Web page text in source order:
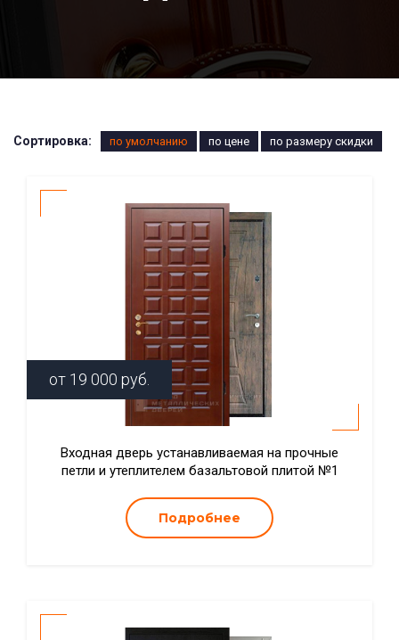
Сортировка: по умолчанию по цене по размеру скидки
от 19 000 руб.
Входная дверь устанавливаемая на прочные
петли и утеплителем базальтовой плитой №1
Подробнее